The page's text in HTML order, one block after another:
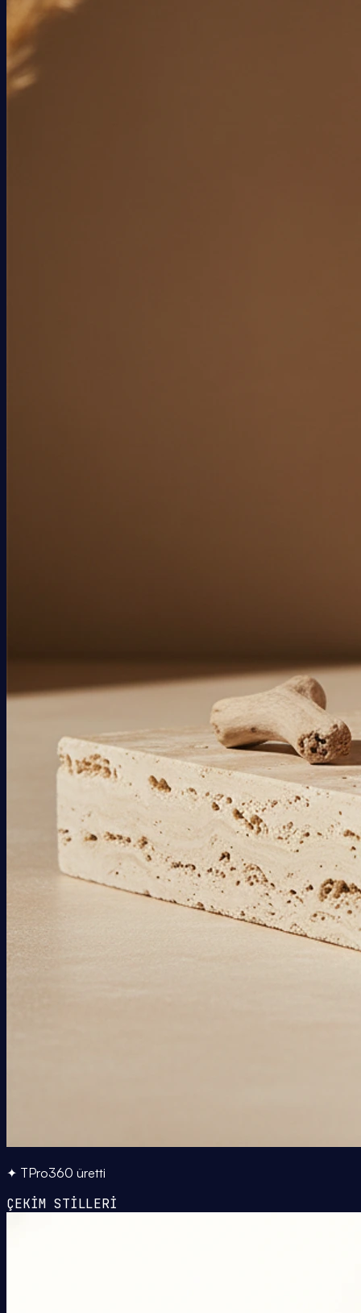
✦ TPro360 üretti
ÇEKİM STİLLERİ